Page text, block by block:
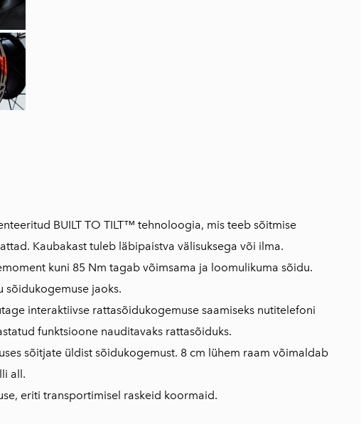
BUILT TO TILT™ tehnoloogia, mis teeb sõitmise
Kaubakast tuleb läbipaistva välisuksega või ilma.
kuni 85 Nm tagab võimsama ja loomulikuma sõidu.
sõidukogemuse jaoks.
interaktiivse rattasõidukogemuse saamiseks nutitelefoni
funktsioone nauditavaks rattasõiduks.
sõitjate üldist sõidukogemust. 8 cm lühem raam võimaldab
all.
eriti transportimisel raskeid koormaid.